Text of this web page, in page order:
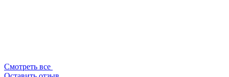
Смотреть все